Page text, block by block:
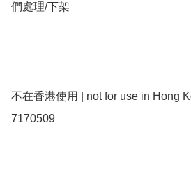
們處理/下架
不在香港使用 | not for use in Hong
7170509